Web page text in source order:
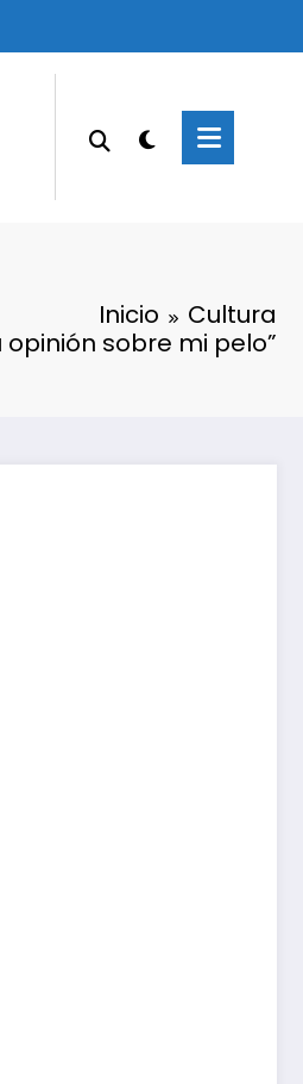
Inicio
Cultura
sobre mi pelo”